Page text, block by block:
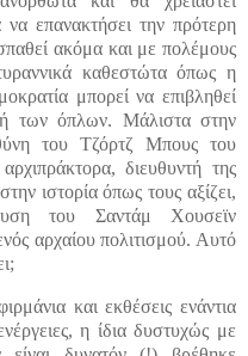
να επανακτήσει την πρότερη
ακόμα και με πολέμους
καθεστώτα όπως η
μπορεί να επιβληθεί
των όπλων. Μάλιστα στην
του Τζόρτζ Μπους του
διευθυντή της
ιστορία όπως τους αξίζει,
του Σαντάμ Χουσεϊν
αρχαίου πολιτισμού. Αυτό
και εκθέσεις ενάντια
η ίδια δυστυχώς με